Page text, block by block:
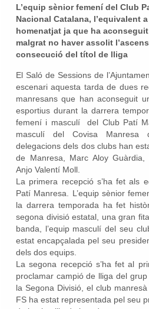
L’equip sènior femení del Club
Nacional Catalana, l’equivalent
homenatjat ja que ha
malgrat no haver assolit
consecució del títol de lliga
El Saló de Sessions de
escenari aquesta tarda de dues
manresans que han aconseguit
esportius durant la darrera
femení i masculí del Club Patí
masculí del Covisa
delegacions dels dos clubs han
de Manresa, Marc Aloy Guàrdia,
Anjo Valentí Moll.
La primera recepció s’ha fet als
Patí Manresa. L’equip sènior
la darrera temporada ha fet
segona divisió estatal, una gran
banda, l’equip masculí del seu
estat encapçalada pel seu
dels dos equips.
La segona recepció s’ha fet al
proclamar campió de lliga del
la Segona Divisió, el club
FS ha estat representada pel seu